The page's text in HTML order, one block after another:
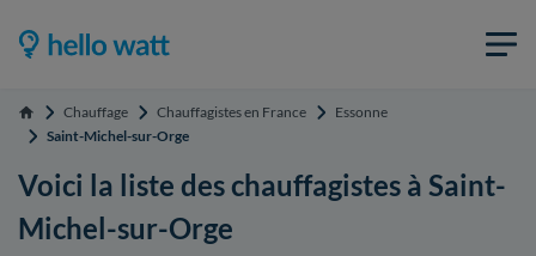
Accueil Chauffage Chauffagistes en France
Essonne
Saint-Michel-sur-Orge
Voici la liste des chauffagistes à Saint-
Michel-sur-Orge